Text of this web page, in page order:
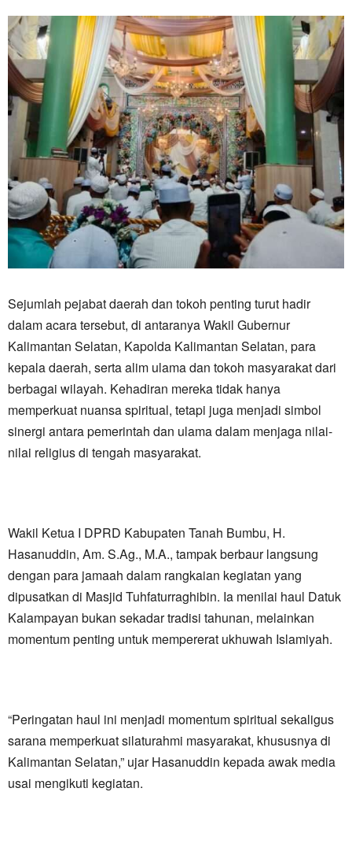
Sejumlah pejabat daerah dan tokoh penting turut hadir
dalam acara tersebut, di antaranya Wakil Gubernur
Kalimantan Selatan, Kapolda Kalimantan Selatan, para
kepala daerah, serta alim ulama dan tokoh masyarakat dari
berbagai wilayah. Kehadiran mereka tidak hanya
memperkuat nuansa spiritual, tetapi juga menjadi simbol
sinergi antara pemerintah dan ulama dalam menjaga nilai-
nilai religius di tengah masyarakat.
Wakil Ketua I DPRD Kabupaten Tanah Bumbu, H.
Hasanuddin, Am. S.Ag., M.A., tampak berbaur langsung
dengan para jamaah dalam rangkaian kegiatan yang
dipusatkan di Masjid Tuhfaturraghibin. Ia menilai haul Datuk
Kalampayan bukan sekadar tradisi tahunan, melainkan
momentum penting untuk mempererat ukhuwah Islamiyah.
“Peringatan haul ini menjadi momentum spiritual sekaligus
sarana memperkuat silaturahmi masyarakat, khususnya di
Kalimantan Selatan,” ujar Hasanuddin kepada awak media
usai mengikuti kegiatan.